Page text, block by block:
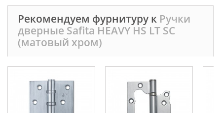
Рекомендуем фурнитуру к Ручки
дверные Safita HEAVY HS LT SC
(матовый хром)